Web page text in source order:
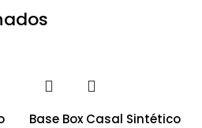
Base Box Casal Sintético